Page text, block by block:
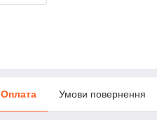
Оплата Умови повернення